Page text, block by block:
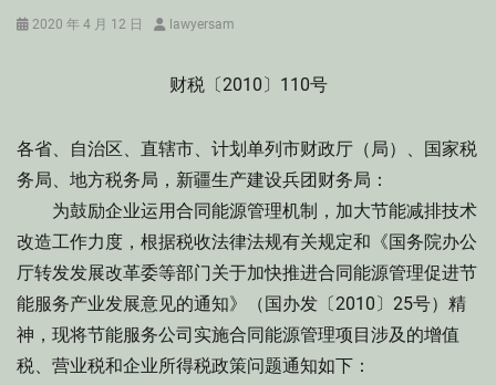
Posted
2020 年 4 月 12 日 Authorlawyersam
财税〔2010〕110号
各省、自治区、直辖市、计划单列市财政厅（局）、国家税
务局、地方税务局，新疆生产建设兵团财务局：
为鼓励企业运用合同能源管理机制，加大节能减排技术
改造工作力度，根据税收法律法规有关规定和《国务院办公
厅转发发展改革委等部门关于加快推进合同能源管理促进节
能服务产业发展意见的通知》（国办发〔2010〕25号）精
神，现将节能服务公司实施合同能源管理项目涉及的增值
税、营业税和企业所得税政策问题通知如下：